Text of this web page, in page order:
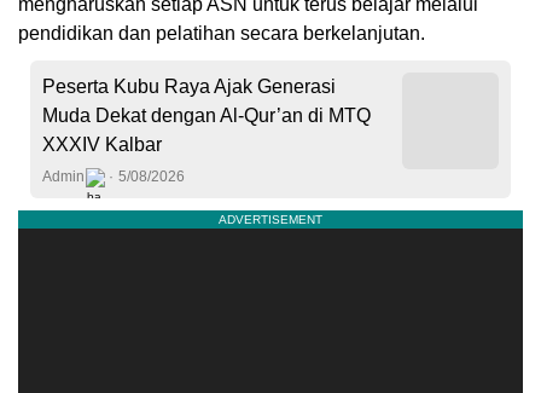
pendidikan dan pelatihan secara berkelanjutan.
Peserta Kubu Raya Ajak Generasi
Muda Dekat dengan Al-Qur’an di MTQ
XXXIV Kalbar
Admin 5/08/2026